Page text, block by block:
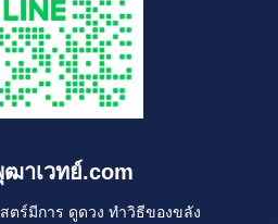
าเวทย์.com
ตร์มีการ ดูดวง ทำวิธีของขลัง